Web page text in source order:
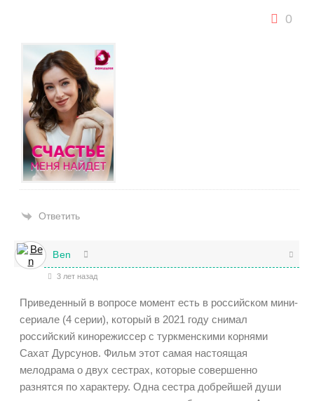
0
Ответить
Ben
3 лет назад
Приведенный в вопросе момент есть в российском мини-
сериале (4 серии), который в 2021 году снимал
российский кинорежиссер с туркменскими корнями
Сахат Дурсунов. Фильм этот самая настоящая
мелодрама о двух сестрах, которые совершенно
разнятся по характеру. Одна сестра добрейшей души